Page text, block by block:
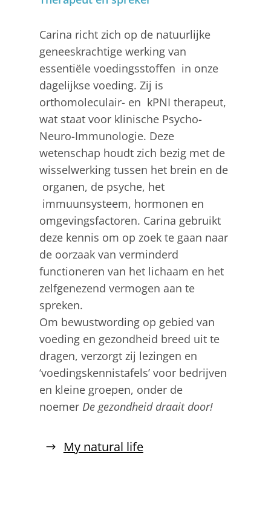
Carina richt zich op de natuurlijke
geneeskrachtige werking van
essentiële voedingsstoffen in onze
dagelijkse voeding. Zij is
orthomoleculair- en kPNI therapeut,
wat staat voor klinische Psycho-
Neuro-Immunologie. Deze
wetenschap houdt zich bezig met de
wisselwerking tussen het brein en de
organen, de psyche, het
immuunsysteem, hormonen en
omgevingsfactoren. Carina gebruikt
deze kennis om op zoek te gaan naar
de oorzaak van verminderd
functioneren van het lichaam en het
zelfgenezend vermogen aan te
spreken.
Om bewustwording op gebied van
voeding en gezondheid breed uit te
dragen, verzorgt zij lezingen en
‘voedingskennistafels’ voor bedrijven
en kleine groepen, onder de
noemer De gezondheid draait door!
My natural life